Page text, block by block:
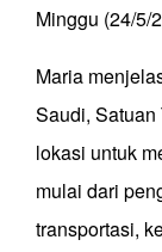
Minggu (24/5/
Maria
Saudi,
lokasi untuk
mulai dari
transportasi,